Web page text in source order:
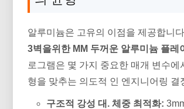
알루미늄은 고유의 이점을 제공합니
3벽을위한 MM 두꺼운 알루미늄 플레
로그램은 몇 가지 중요한 매개 변수에
형을 맞추는 의도적 인 엔지니어링 결
구조적 강성 대. 체중 최적화: